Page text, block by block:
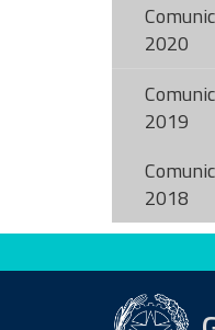
2020
2019
2018
Valuta questo